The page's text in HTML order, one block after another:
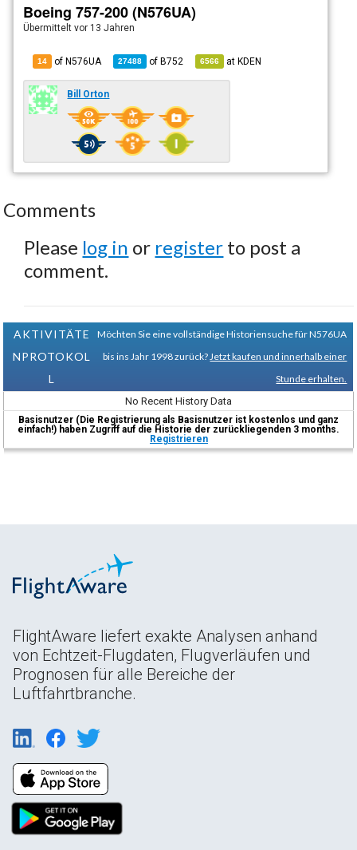
Boeing 757-200 (N576UA)
Übermitteltvor 13 Jahren
14 of N576UA 27488 ofB752 6566 atKDEN
Bill Orton
Comments
Please log in or register to post a
comment.
AKTIVITÄTE
NPROTOKOL
L
Möchten Sie eine vollständige Historiensuche für N576UA
bis ins Jahr 1998 zurück? Jetzt kaufen und innerhalb einer
Stunde erhalten.
No Recent History Data
Basisnutzer (Die Registrierung als Basisnutzer ist kostenlos und ganz
einfach!) haben Zugriff auf die Historie der zurückliegenden 3 months.
Registrieren
FlightAware liefert exakte Analysen anhand
von Echtzeit-Flugdaten, Flugverläufen und
Prognosen für alle Bereiche der
Luftfahrtbranche.